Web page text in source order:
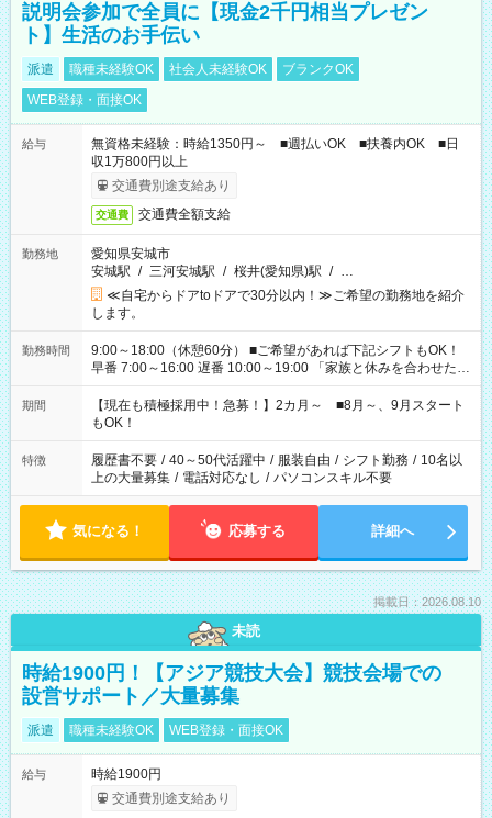
説明会参加で全員に【現金2千円相当プレゼン
ト】生活のお手伝い
派遣 職種未経験OK 社会人未経験OK
ブランクOK
WEB登録・面接OK
給与
無資格未経験：時給1350円～ ■週払いOK ■扶養内OK ■日
収1万800円以上
交通費別途支給あり
交通費 交通費全額支給
勤務地
愛知県安城市
安城駅 / 三河安城駅 / 桜井(愛知県)駅 / …
≪自宅からドアtoドアで30分以内！≫ご希望の勤務地を紹介
します。
勤務時間
9:00～18:00（休憩60分） ■ご希望があれば下記シフトもOK！
早番 7:00～16:00 遅番 10:00～19:00 「家族と休みを合わせた
い」 「余裕を持って夕飯の準備がしたい」 「できれば残業はし
たくない」 など、ご希望を教えてくださいね。 ※Wワーク希望
の方へ 今ご覧のお仕事で希望する勤務時間と、もう1つのお仕事
の勤務時間。 合計で週40時間を超える場合は応募できません。
期間
【現在も積極採用中！急募！】2カ月～ ■8月～、9月スタート
もOK！
特徴 履歴書不要 / 40～50代活躍中 / 服装自由 / シフト勤務 / 10名以
上の大量募集 / 電話対応なし / パソコンスキル不要
気になる！ 応募する 詳細へ
掲載日：2026.08.10
未読
時給1900円！【アジア競技大会】競技会場での
設営サポート／大量募集
派遣 職種未経験OK WEB登録・面接OK
給与
時給1900円
交通費別途支給あり